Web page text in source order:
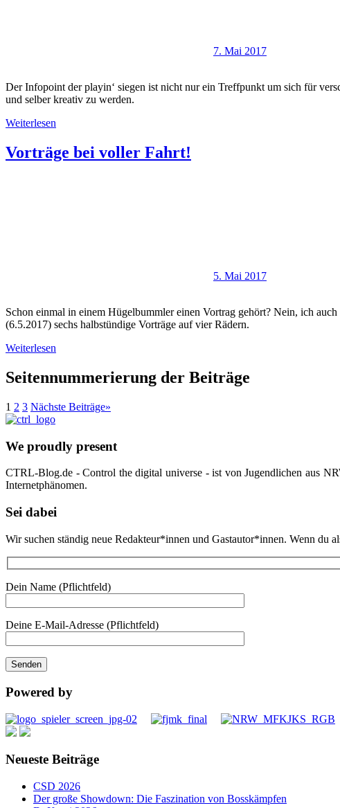
7. Mai 2017
Der Infopoint der playin‘ siegen ist nicht nur ein Treffpunkt um sich für
und selber kreativ zu werden.
Weiterlesen
Vorträge bei voller Fahrt!
5. Mai 2017
Schon einmal in einem Hügelbummler einen Vortrag gehört? Nein, ich
(6.5.2017) sechs halbstündige Vorträge auf vier Rädern.
Weiterlesen
Seitennummerierung der Beiträge
1 2 3 Nächste Beiträge»
We proudly present
CTRL-Blog.de - Control the digital universe - ist von Jugendlichen aus
Internetphänomen.
Sei dabei
Wir suchen ständig neue Redakteur*innen und Gastautor*innen. Wenn du
Dein Name (Pflichtfeld)
Deine E-Mail-Adresse (Pflichtfeld)
Powered by
Neueste Beiträge
CSD 2026
Der große Showdown: Die Faszination von Bosskämpfen